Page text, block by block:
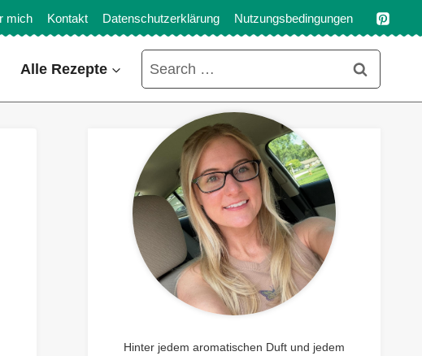
mich Kontakt Datenschutzerklärung Nutzungsbedingungen
Alle Rezepte
Search
for:
Hinter jedem aromatischen Duft und jedem